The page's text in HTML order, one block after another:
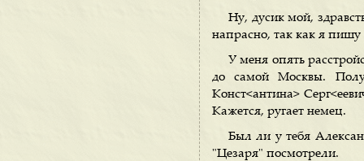
Ну, дусик мой,
напрасно, так как я пишу
У меня опять
до самой Москвы.
Конст<антина>
Кажется, ругает немец.
Был ли у тебя
"Цезаря" посмотрели.